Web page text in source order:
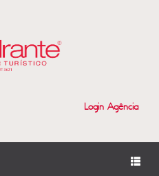
Login Agência